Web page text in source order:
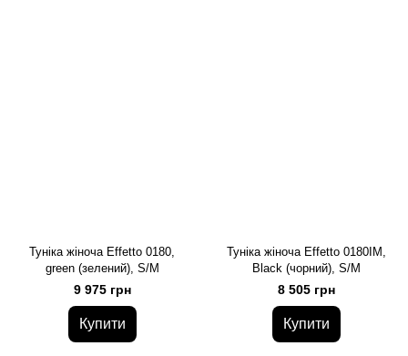
Туніка жіноча Effetto 0180,
green (зелений), S/M
9 975 грн
Купити
Туніка жіноча Effetto 0180IM,
Black (чорний), S/M
8 505 грн
Купити